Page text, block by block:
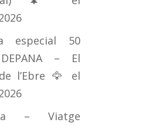
especial 50
– El
l’Ebre 🦅
el
– Viatge